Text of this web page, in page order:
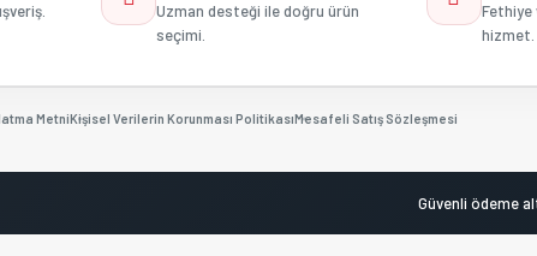
Uzman desteği ile doğru ürün
seçimi.
Fethiye
hizmet.
MetniKişisel Verilerin Korunması PolitikasıMesafeli Satış Sözleşmesi
Güvenli ödeme